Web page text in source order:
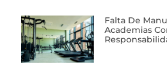
Falta De
Academias